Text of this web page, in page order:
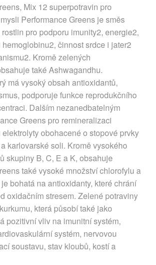
Mix 12 superpotravin pro
Performance Greens je směs
pro podporu imunity2, energie2,
činnost srdce i jater2
Kromě zelených
také Ashwagandhu.
má vysoký obsah antioxidantů,
podporuje funkce reprodukčního
Dalším nezanedbatelným
Greens pro remineralizaci
obohacené o stopové prvky
karlovarské soli. Kromě vysokého
skupiny B, C, E a K, obsahuje
také vysoké množství chlorofylu a
bohatá na antioxidanty, které chrání
oxidačním stresem. Zelené potraviny
která působí také jako
pozitivní vliv na imunitní systém,
systém, nervovou
soustavu, stav kloubů, kostí a